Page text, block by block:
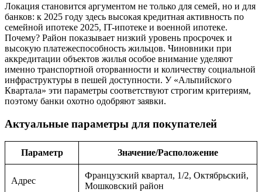
Локация становится аргументом не только для семей, но и для
банков: к 2025 году здесь высокая кредитная активность по
семейной ипотеке 2025, IT-ипотеке и военной ипотеке.
Почему? Район показывает низкий уровень просрочек и
высокую платежеспособность жильцов. Чиновники при
аккредитации объектов жилья особое внимание уделяют
именно транспортной оторванности и количеству социальной
инфраструктуры в пешей доступности. У «Альпийского
Квартала» эти параметры соответствуют строгим критериям,
поэтому банки охотно одобряют заявки.
Актуальные параметры для покупателей
Параметр Значение/Расположение
Адрес
Французский квартал, 1/2, Октябрьский,
Мошковский район